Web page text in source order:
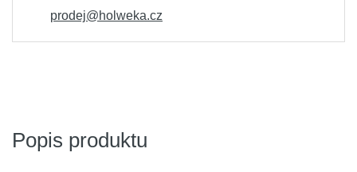
prodej@holweka.cz
Popis produktu